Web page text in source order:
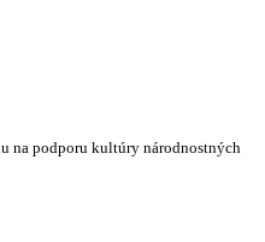
na podporu kultúry národnostných